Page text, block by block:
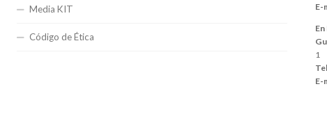
Media KIT
Código de Ética
E-
1
E-